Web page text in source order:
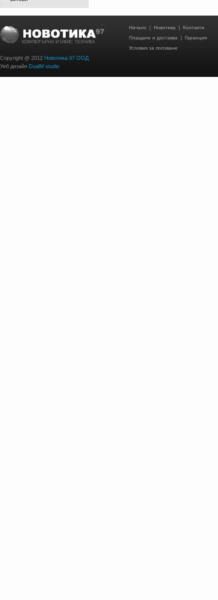
КОМПЮТЪРНА И ОФИС ТЕХНИКА
Copyright @ 2012 Новотика 97 ООД
Уеб дизайн DualM studio
Начало | Новотика | Контакти
Плащане и доставка | Гаранция
Условия за ползване